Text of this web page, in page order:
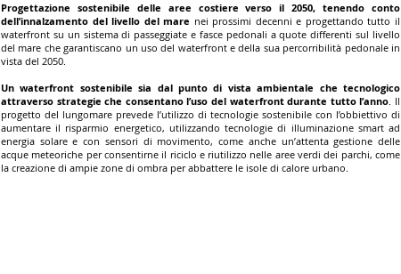
Progettazione sostenibile delle aree costiere verso il 2050, tenendo conto
dell’innalzamento del livello del mare nei prossimi decenni e progettando tutto il
waterfront su un sistema di passeggiate e fasce pedonali a quote differenti sul livello
del mare che garantiscano un uso del waterfront e della sua percorribilità pedonale in
vista del 2050.
Un waterfront sostenibile sia dal punto di vista ambientale che tecnologico
attraverso strategie che consentano l’uso del waterfront durante tutto l’anno. Il
progetto del lungomare prevede l’utilizzo di tecnologie sostenibile con l’obbiettivo di
aumentare il risparmio energetico, utilizzando tecnologie di illuminazione smart ad
energia solare e con sensori di movimento, come anche un’attenta gestione delle
acque meteoriche per consentirne il riciclo e riutilizzo nelle aree verdi dei parchi, come
la creazione di ampie zone di ombra per abbattere le isole di calore urbano.